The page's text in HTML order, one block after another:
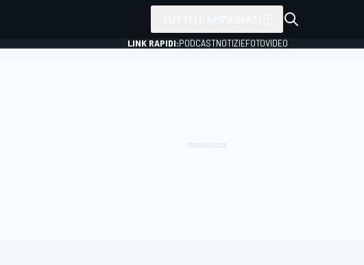
LINK RAPIDI:PODCASTNOTIZIEFOTOVIDEO